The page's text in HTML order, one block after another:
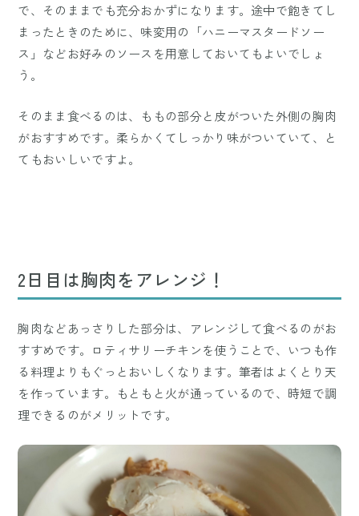
で、そのままでも充分おかずになります。途中で飽きてし
まったときのために、味変用の「ハニーマスタードソー
ス」などお好みのソースを用意しておいてもよいでしょ
う。
そのまま食べるのは、ももの部分と皮がついた外側の胸肉
がおすすめです。柔らかくてしっかり味がついていて、と
てもおいしいですよ。
2日目は胸肉をアレンジ！
胸肉などあっさりした部分は、アレンジして食べるのがお
すすめです。ロティサリーチキンを使うことで、いつも作
る料理よりもぐっとおいしくなります。筆者はよくとり天
を作っています。もともと火が通っているので、時短で調
理できるのがメリットです。